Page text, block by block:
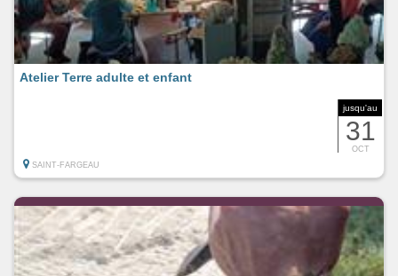
jusqu'au
31
OCT
Atelier Terre adulte et enfant
SAINT-FARGEAU